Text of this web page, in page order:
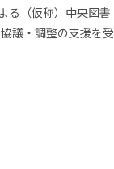
る（仮称）中央図書
議・調整の支援を受